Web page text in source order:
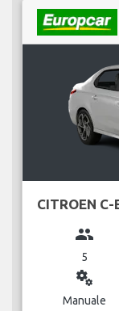
CITROEN C-
group
5
miscellaneous_services
Manuale